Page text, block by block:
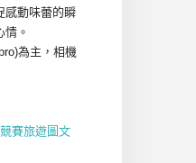
感動味蕾的瞬
。
為主，相機
賽旅遊圖文